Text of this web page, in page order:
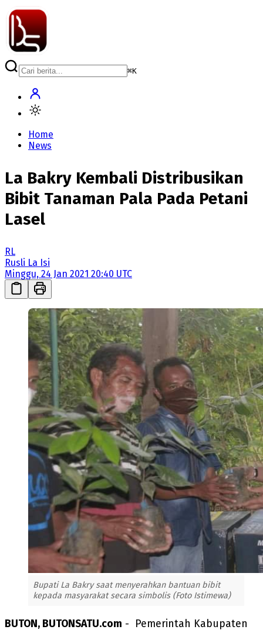
⌘K
Home
News
La Bakry Kembali Distribusikan
Bibit Tanaman Pala Pada Petani
Lasel
RL
Rusli La Isi
Minggu, 24 Jan 2021 20:40 UTC
Bupati La Bakry saat menyerahkan bantuan bibit
kepada masyarakat secara simbolis (Foto Istimewa)
BUTON, BUTONSATU.com - Pemerintah Kabupaten